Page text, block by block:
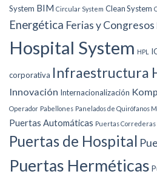
System BIM Circular System Clean System
Energética Ferias y Congresos
Hospital System HPL
corporativa Infraestructura
Innovación Internacionalización
Operador Pabellones Panelados de Quirófanos
Puertas Automáticas Puertas Correderas
Puertas de Hospital
Puertas Herméticas